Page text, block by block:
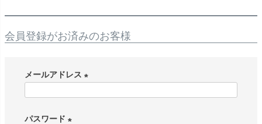
会員登録がお済みのお客様
メールアドレス
パスワード